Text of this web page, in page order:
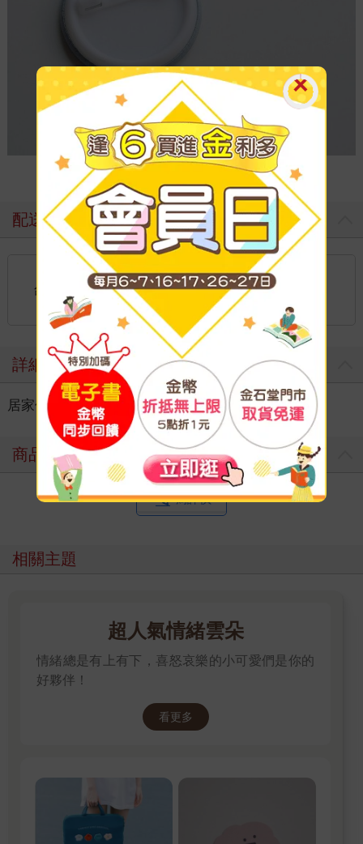
配送方式
台灣
國內宅配：本島、離島
到店取貨：
不限金額免運費
詳細資料
居家休閒 ＞ 生活雜貨 ＞ 生活百貨 ＞ 吊飾/徽章
商品評價
寫評價
相關主題
超人氣情緒雲朵
情緒總是有上有下，喜怒哀樂的小可愛們是你的
好夥伴！
看更多